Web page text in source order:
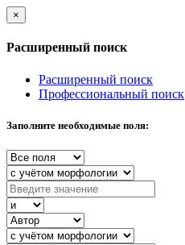
×
Расширенный поиск
Расширенный поиск
Профессиональный поиск
Заполните необходимые поля: